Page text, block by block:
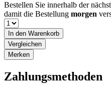
Bestellen Sie innerhalb der
damit die Bestellung morgen
In den Warenkorb
Vergleichen
Merken
Zahlungsmethoden